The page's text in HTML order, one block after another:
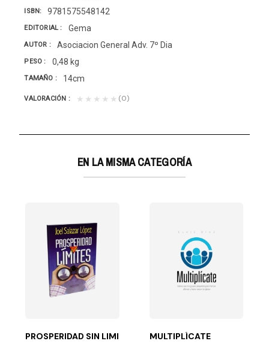
ISBN 9781575548142
EDITORIAL Gema
AUTOR Asociacion General Adv. 7º Dia
PESO 0,48 kg
TAMAÑO 14cm
VALORACIÓN ★★★★★ (0)
EN LA MISMA CATEGORÍA
la juventud...
victoria, un libro que analiza los múltiples y...
PROSPERIDAD SIN LIMITES MULTIPLÍCATE